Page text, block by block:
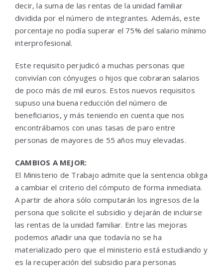
decir, la suma de las rentas de la unidad familiar
dividida por el número de integrantes. Además, este
porcentaje no podía superar el 75% del salario mínimo
interprofesional.
Este requisito perjudicó a muchas personas que
convivían con cónyuges o hijos que cobraran salarios
de poco más de mil euros. Estos nuevos requisitos
supuso una buena reducción del número de
beneficiarios, y más teniendo en cuenta que nos
encontrábamos con unas tasas de paro entre
personas de mayores de 55 años muy elevadas.
CAMBIOS A MEJOR:
El Ministerio de Trabajo admite que la sentencia obliga
a cambiar el criterio del cómputo de forma inmediata.
A partir de ahora sólo computarán los ingresos de la
persona que solicite el subsidio y dejarán de incluirse
las rentas de la unidad familiar. Entre las mejoras
podemos añadir una que todavía no se ha
materializado pero que el ministerio está estudiando y
es la recuperación del subsidio para personas